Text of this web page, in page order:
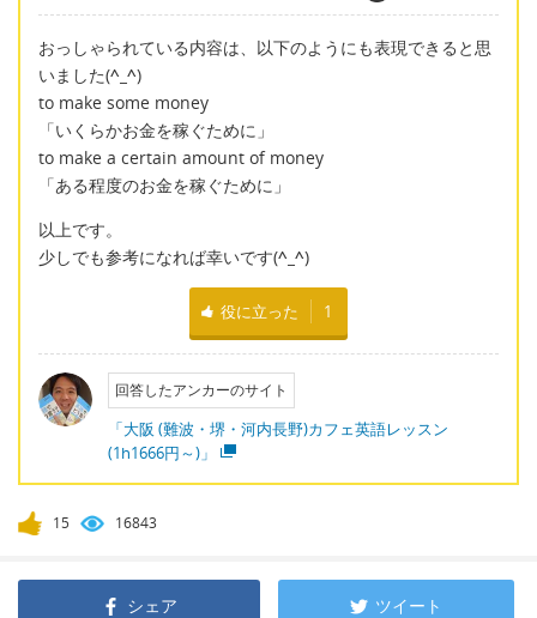
おっしゃられている内容は、以下のようにも表現できると思
いました(^_^)
to make some money
「いくらかお金を稼ぐために」
to make a certain amount of money
「ある程度のお金を稼ぐために」
以上です。
少しでも参考になれば幸いです(^_^)
役に立った 1
回答したアンカーのサイト
「大阪 (難波・堺・河内長野)カフェ英語レッスン
(1h1666円～)」
15 16843
シェア ツイート